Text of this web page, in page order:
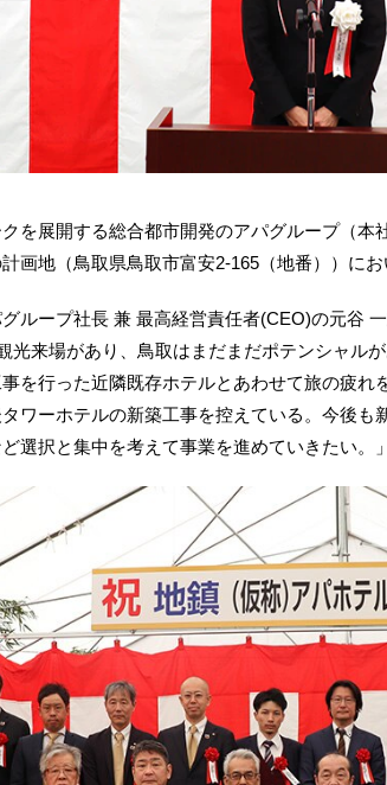
を展開する総合都市開発のアパグループ（本
画地（鳥取県鳥取市富安2-165（地番））にお
ループ社長 兼 最高経営責任者(CEO)の元谷
光来場があり、鳥取はまだまだポテンシャル
を行った近隣既存ホテルとあわせて旅の疲
ワーホテルの新築工事を控えている。今後
選択と集中を考えて事業を進めていきたい。